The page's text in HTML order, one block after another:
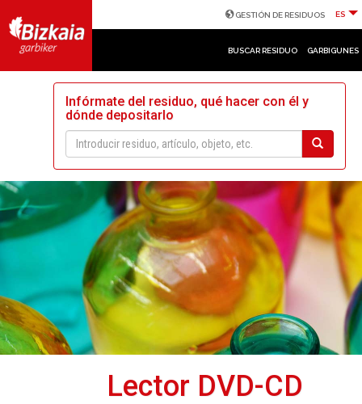
GESTIÓN DE RESIDUOS ES
BUSCAR RESIDUO GARBIGUNES
Infórmate del residuo, qué hacer con él y
dónde depositarlo
Lector DVD-CD